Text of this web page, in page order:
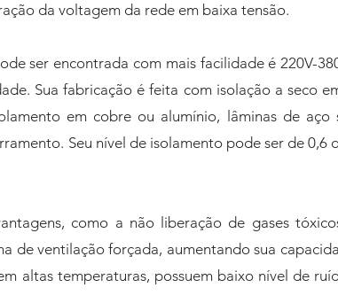
da voltagem da rede em baixa tensão.
ser encontrada com mais facilidade é 220V-
Sua fabricação é feita com isolação a seco
em cobre ou alumínio, lâminas de
Seu nível de isolamento pode ser de 0,6
como a não liberação de gases
de ventilação forçada, aumentando sua
altas temperaturas, possuem baixo nível de